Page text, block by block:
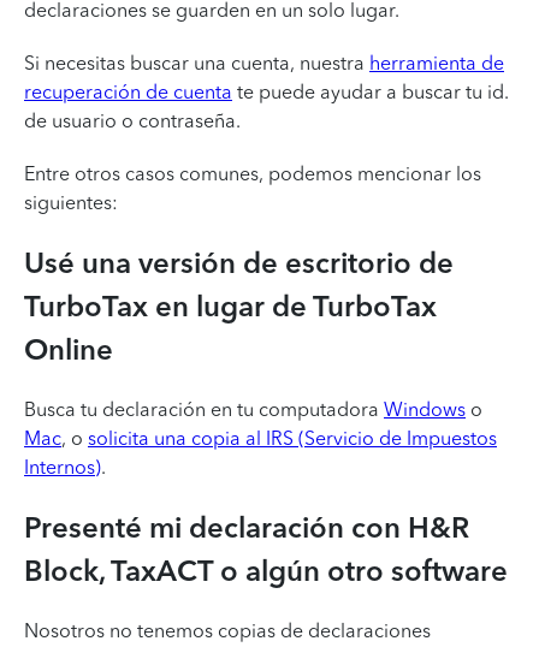
declaraciones se guarden en un solo lugar.
Si necesitas buscar una cuenta, nuestra herramienta de
recuperación de cuenta te puede ayudar a buscar tu id.
de usuario o contraseña.
Entre otros casos comunes, podemos mencionar los
siguientes:
Usé una versión de escritorio de
TurboTax en lugar de TurboTax
Online
Busca tu declaración en tu computadora Windows o
Mac, o solicita una copia al IRS (Servicio de Impuestos
Internos).
Presenté mi declaración con H&R
Block, TaxACT o algún otro software
Nosotros no tenemos copias de declaraciones